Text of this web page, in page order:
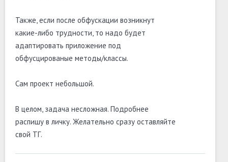
Также, если после обфускации возникнут
какие-либо трудности, то надо будет
адаптировать приложение под
обфусцированые методы/классы.
Сам проект небольшой.
В целом, задача несложная. Подробнее
распишу в личку. Желательно сразу оставляйте
свой ТГ.